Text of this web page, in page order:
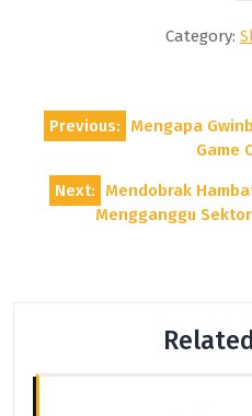
Category:
Post
navigation
Previous:
Mengapa
Game
Next:
Mendobrak
Mengganggu